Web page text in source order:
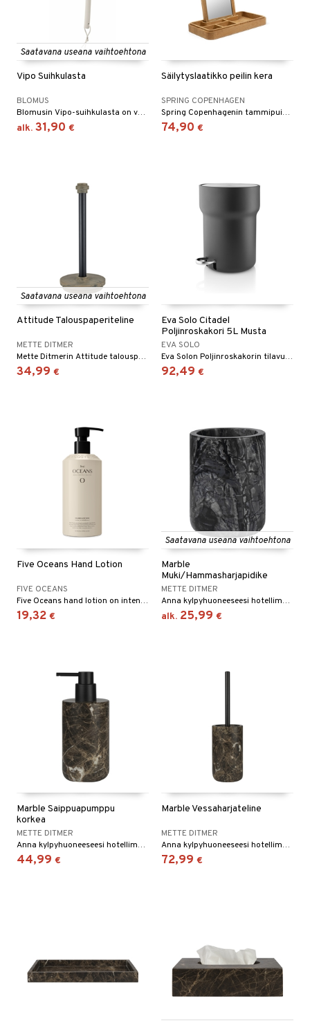
Saatavana useana vaihtoehtona
Vipo Suihkulasta
BLOMUS
Blomusin Vipo-suihkulasta on valmistettu silikonista.
alk. 31,90 €
Säilytyslaatikko peilin kera
SPRING COPENHAGEN
Spring Copenhagenin tammipuinen säilytyslaatikko peilin kera.
74,90 €
Saatavana useana vaihtoehtona
Attitude Talouspaperiteline
METTE DITMER
Mette Ditmerin Attitude talouspaperiteline.
34,99 €
Eva Solo Citadel
Poljinroskakori 5L Musta
EVA SOLO
Eva Solon Poljinroskakorin tilavuus on 5 litraa ja se pitää kylpyhuoneen tyylikkäänä.
92,49 €
Five Oceans Hand Lotion
FIVE OCEANS
Five Oceans hand lotion on intensiivisesti tuoksuva käsivoide, joka tuoksuu ihanasti meripihkalle ja villikukille.
19,32 €
Saatavana useana vaihtoehtona
Marble
Muki/Hammasharjapidike
METTE DITMER
Anna kylpyhuoneeseesi hotellimainen ilme elegantilla ja tyylikkäällä MARBLE-sarjalla.
alk. 25,99 €
Marble Saippuapumppu
korkea
METTE DITMER
Anna kylpyhuoneeseesi hotellimainen ilme elegantilla ja tyylikkäällä MARBLE-sarjalla.
44,99 €
Marble Vessaharjateline
METTE DITMER
Anna kylpyhuoneeseesi hotellimainen ilme elegantilla ja tyylikkäällä MARBLE-sarjalla.
72,99 €